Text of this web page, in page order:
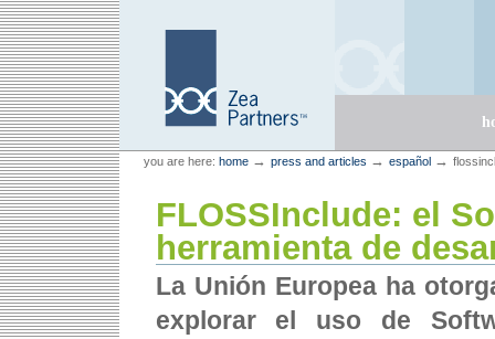
Skip
to
content.
Skip
to
navigation
Zea Partners
Personal
tools
you are here: home → press and articles → español →
FLOSSInclude: el
herramienta de
La Unión Europea ha
explorar el uso de